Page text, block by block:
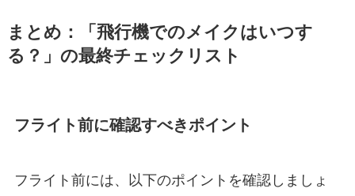
まとめ：「飛行機でのメイクはいつす
る？」の最終チェックリスト
フライト前に確認すべきポイント
フライト前には、以下のポイントを確認しましょ